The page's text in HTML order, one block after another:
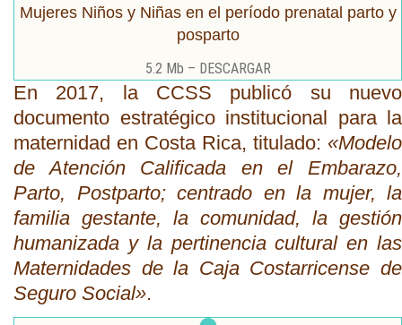
Mujeres Niños y Niñas en el período prenatal parto y
posparto
5.2 Mb – DESCARGAR
En 2017, la CCSS publicó su nuevo
documento estratégico institucional para la
maternidad en Costa Rica, titulado: «Modelo
de Atención Calificada en el Embarazo,
Parto, Postparto; centrado en la mujer, la
familia gestante, la comunidad, la gestión
humanizada y la pertinencia cultural en las
Maternidades de la Caja Costarricense de
Seguro Social».